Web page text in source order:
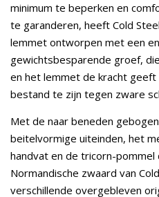
minimum te beperken en
te garanderen, heeft Cold
lemmet ontworpen met een
gewichtsbesparende groef,
en het lemmet de kracht
bestand te zijn tegen zware
Met de naar beneden
beitelvormige uiteinden, het
handvat en de tricorn-
Normandische zwaard van
verschillende overgebleven